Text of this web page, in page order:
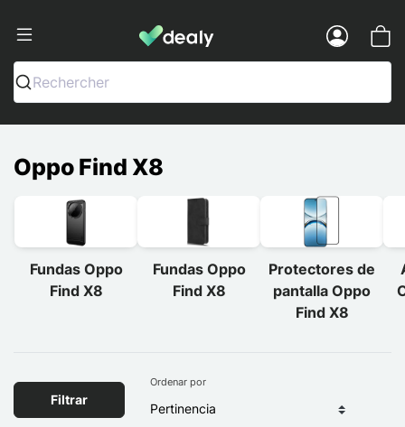
Dealy - Fundas y accesorios para
Rechercher
Oppo Find X8
Fundas Oppo
Find X8
Fundas Oppo
Find X8
Protectores de
pantalla Oppo
Find X8
Filtrar
Ordenar por